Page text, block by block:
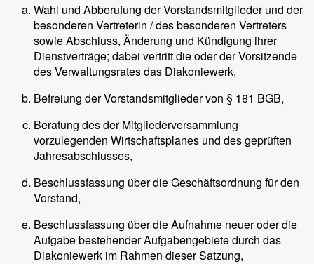
Wahl und Abberufung der Vorstandsmitglieder und der
besonderen Vertreterin / des besonderen Vertreters
sowie Abschluss, Änderung und Kündigung ihrer
Dienstverträge; dabei vertritt die oder der Vorsitzende
des Verwaltungsrates das Diakoniewerk,
Befreiung der Vorstandsmitglieder von § 181 BGB,
Beratung des der Mitgliederversammlung
vorzulegenden Wirtschaftsplanes und des geprüften
Jahresabschlusses,
Beschlussfassung über die Geschäftsordnung für den
Vorstand,
Beschlussfassung über die Aufnahme neuer oder die
Aufgabe bestehender Aufgabengebiete durch das
Diakoniewerk im Rahmen dieser Satzung,